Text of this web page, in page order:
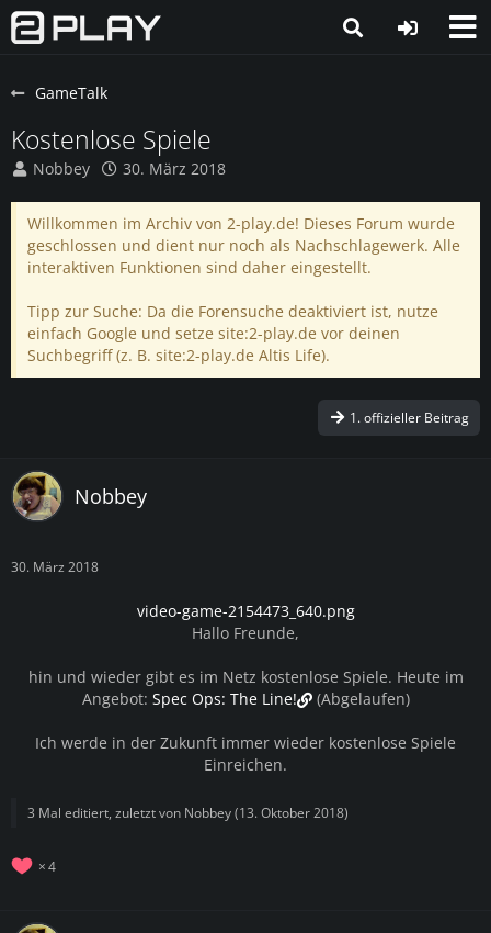
GameTalk
Kostenlose Spiele
Nobbey 30. März 2018
Willkommen im Archiv von 2-play.de! Dieses Forum wurde
geschlossen und dient nur noch als Nachschlagewerk. Alle
interaktiven Funktionen sind daher eingestellt.
Tipp zur Suche: Da die Forensuche deaktiviert ist, nutze
einfach Google und setze site:2-play.de vor deinen
Suchbegriff (z. B. site:2-play.de Altis Life).
1. offizieller Beitrag
Nobbey
30. März 2018
video-game-2154473_640.png
Hallo Freunde,
hin und wieder gibt es im Netz kostenlose Spiele. Heute im
Angebot: Spec Ops: The Line! (Abgelaufen)
Ich werde in der Zukunft immer wieder kostenlose Spiele
Einreichen.
3 Mal editiert, zuletzt von Nobbey(13. Oktober 2018)
4